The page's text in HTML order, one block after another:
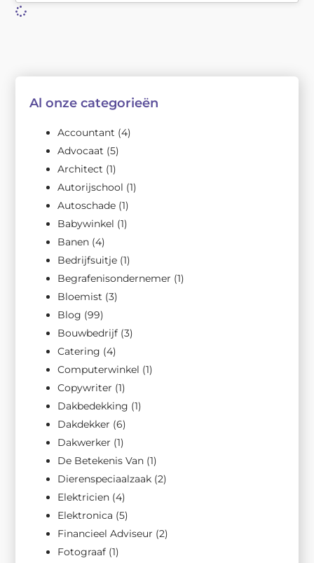
Al onze categorieën
Accountant (4)
Advocaat (5)
Architect (1)
Autorijschool (1)
Autoschade (1)
Babywinkel (1)
Banen (4)
Bedrijfsuitje (1)
Begrafenisondernemer (1)
Bloemist (3)
Blog (99)
Bouwbedrijf (3)
Catering (4)
Computerwinkel (1)
Copywriter (1)
Dakbedekking (1)
Dakdekker (6)
Dakwerker (1)
De Betekenis Van (1)
Dierenspeciaalzaak (2)
Elektricien (4)
Elektronica (5)
Financieel Adviseur (2)
Fotograaf (1)